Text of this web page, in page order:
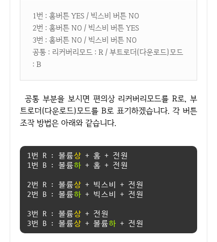
1번 : 홈버튼 YES / 빅스비 버튼 NO
2번 : 홈버튼 NO / 빅스비 버튼 YES
3번 : 홈버튼 NO / 빅스비 버튼 NO
공통 : 리커버리모드 : R / 부트로더(다운로드)모드
: B
공통 부분을 보시면 편의상 리커버리모드를 R로, 부
트로더(다운로드)모드를 B로 표기하겠습니다. 각 버튼
조작 방법은 아래와 같습니다.
1번 R : 볼륨상 + 홈 + 전원
1번 B : 볼륨하 + 홈 + 전원
2번 R : 볼륨상 + 빅스비 + 전원
2번 B : 볼륨하 + 빅스비 + 전원
3번 R : 볼륨상 + 전원
3번 B : 볼륨상 + 볼륨하 + 전원